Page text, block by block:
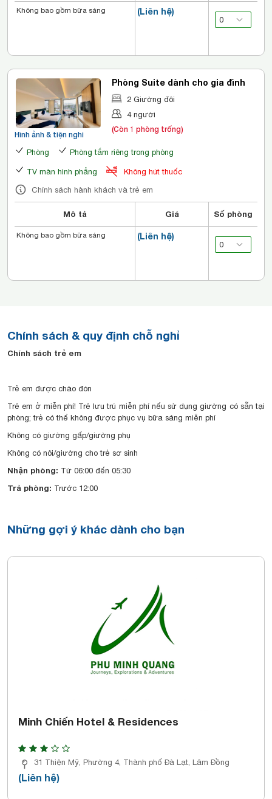
(Liên hệ)
Không bao gồm bữa sáng
Hình ảnh & tiện nghi
Phòng Suite dành cho gia đình
2 Giường đôi
4 người
(Còn 1 phòng trống)
Phòng Phòng tắm riêng trong phòng
TV màn hình phẳng
Không hút thuốc
Chính sách hành khách và trẻ em
Mô tả Giá Số phòng
(Liên hệ)
Không bao gồm bữa sáng
Chính sách & quy định chỗ nghỉ
Chính sách trẻ em
Trẻ em được chào đón
Trẻ em ở miễn phí! Trẻ lưu trú miễn phí nếu sử dụng giường có sẵn tại
phòng; trẻ có thể không được phục vụ bữa sáng miễn phí
Không có giường gấp/giường phụ
Không có nôi/giường cho trẻ sơ sinh
Nhận phòng: Từ 06:00 đến 05:30
Trả phòng: Trước 12:00
Những gợi ý khác dành cho bạn
Minh Chiến Hotel & Residences
31 Thiện Mỹ, Phường 4, Thành phố Đà Lạt, Lâm Đồng
(Liên hệ)